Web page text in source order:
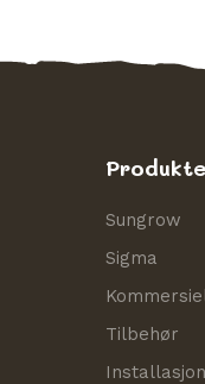
Sungrow
Sigma
Tilbehør